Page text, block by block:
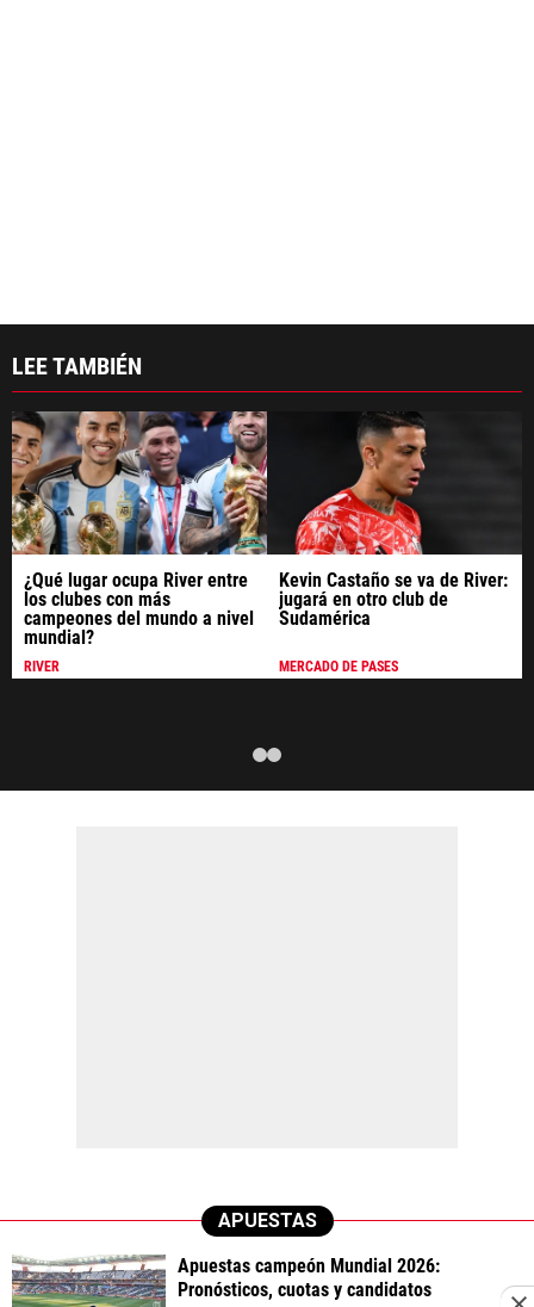
LEE TAMBIÉN
¿Qué lugar ocupa River entre
los clubes con más
campeones del mundo a nivel
mundial?
RIVER
Kevin Castaño se va de River:
jugará en otro club de
Sudamérica
MERCADO DE PASES
APUESTAS
Apuestas campeón Mundial 2026:
Pronósticos, cuotas y candidatos